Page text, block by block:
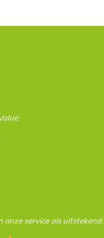
onze service als uitstekend.